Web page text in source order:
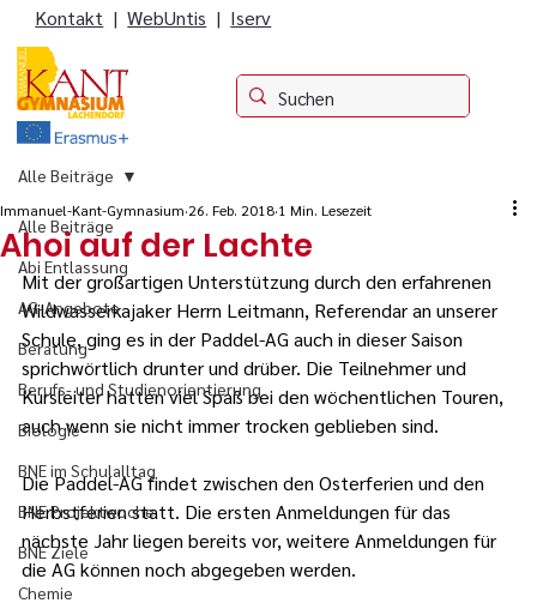
Kontakt |WebUntis | Iserv
Alle Beiträge
Abi Entlassung
AG-Angebote
Beratung
Berufs- und Studienorientierung
Biologie
BNE im Schulalltag
BNE Projektwoche
BNE Ziele
Chemie
Alle Beiträge
Ahoi auf der Lachte
Immanuel-Kant-Gymnasium 26. Feb. 2018 1 Min. Lesezeit
Mit der großartigen Unterstützung durch den erfahrenen
Wildwasserkajaker Herrn Leitmann, Referendar an unserer
Schule, ging es in der Paddel-AG auch in dieser Saison
sprichwörtlich drunter und drüber. Die Teilnehmer und
Kursleiter hatten viel Spaß bei den wöchentlichen Touren,
auch wenn sie nicht immer trocken geblieben sind.
Die Paddel-AG findet zwischen den Osterferien und den
Herbstferien statt. Die ersten Anmeldungen für das
nächste Jahr liegen bereits vor, weitere Anmeldungen für
die AG können noch abgegeben werden.